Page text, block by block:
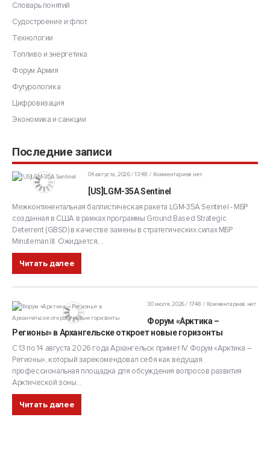
Словарь понятий
Судостроение и флот
Технологии
Топливо и энергетика
Форум Армия
Футурологика
Цифровизация
Экономика и санкции
Последние записи
04 августа, 2026 / 13:48 Комментариев нет
[US]LGM-35A Sentinel
Межконтинентальная баллистическая ракета LGM-35A Sentinel - МБР
созданная в США в рамках программы Ground Based Strategic
Deterrent (GBSD) в качестве замены в стратегических силах МБР
Minuteman III. Ожидается,...
Читать далее
30 июля, 2026 / 17:48 Комментариев нет
Форум «Арктика –
Регионы» в Архангельске откроет новые горизонты
С 13 по 14 августа 2026 года Архангельск примет IV Форум «Арктика –
Регионы», который зарекомендовал себя как ведущая
профессиональная площадка для обсуждения вопросов развития
Арктической зоны...
Читать далее